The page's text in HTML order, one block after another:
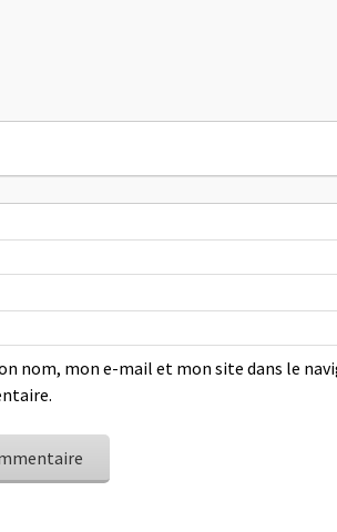
nom, mon e-mail et mon site dans le